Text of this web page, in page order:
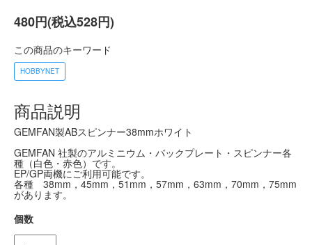
480円(税込528円)
この商品のキーワード
HOBBYNET
商品説明
GEMFAN製ABスピンナー38mmホワイト
GEMFAN 社製のアルミニウム・バックプレート・スピンナー各
種（白色・赤色）です。
EP/GP両機にご利用可能です。
各種 38mm，45mm，51mm，57mm，63mm，70mm，75mm
があります。
個数